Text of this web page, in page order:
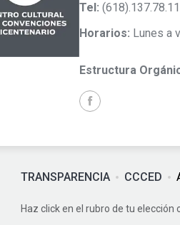
Tel:(618).137.78.11
Horarios: Lunes a
Estructura
TRANSPARENCIA CCCED
Haz click en el rubro de tu